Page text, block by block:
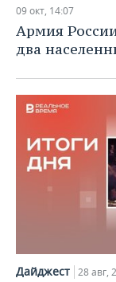
09 окт, 14:07
Армия
два
Дайджест 28 авг,